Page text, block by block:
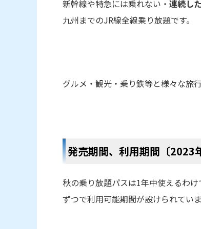
新幹線や特急には乗れない・ 連続し
九州までのJR線全線乗り放題です。
グルメ・観光・乗り鉄等と様々な旅
発売期間、利用期間〔2023
秋の乗り放題パスは1年中使えるわ
ずつで利用可能期間が設けられていま